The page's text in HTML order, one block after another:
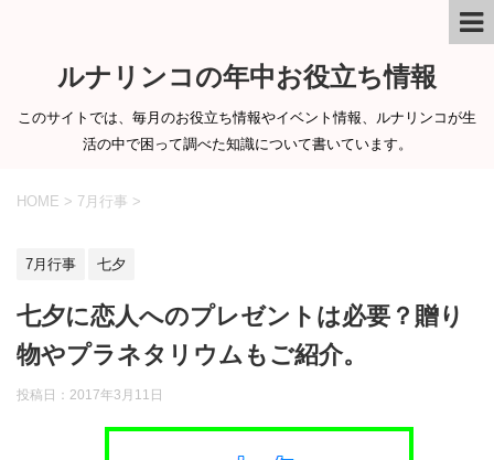
ルナリンコの年中お役立ち情報
このサイトでは、毎月のお役立ち情報やイベント情報、ルナリンコが生
活の中で困って調べた知識について書いています。
HOME > 7月行事 >
7月行事 七夕
七夕に恋人へのプレゼントは必要？贈り
物やプラネタリウムもご紹介。
投稿日： 2017年3月11日